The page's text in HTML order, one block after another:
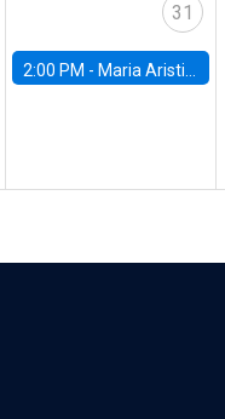
31
2:00 PM - Maria Aristizabal-Ramirez, FED Board